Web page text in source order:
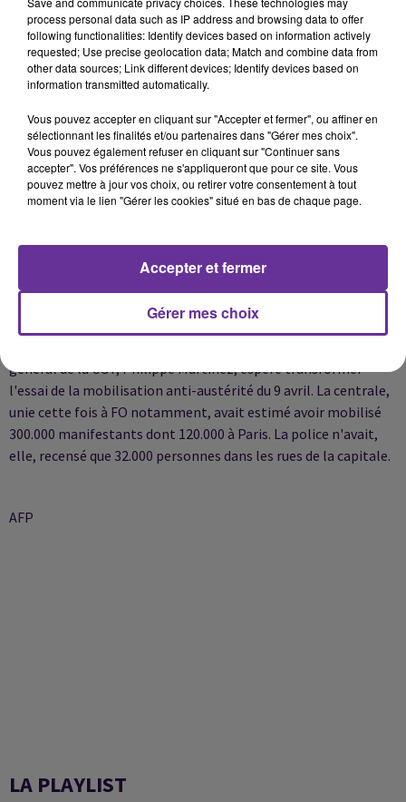
En 2012, entre les deux tours de la présidentielle, la CFDT avait
défilé aux côtés d'autres organisations, dont la CGT. En 2013,
elle avait organisé un rassemblement à Reims avec d'autres
syndicats réformistes et, l'an dernier, elle n'était parvenue
avec l'Unsa, son traditionnel allié, qu'à rassembler quelque 200
militants à Paris pour une rencontre sur le thème de l'Europe.
Marqué par les résultats des élections départementales, Luc
Bérille, le secrétaire général de l'Unsa, souhaitait cette année
"défense des principes républicains", une des raisons qui l'ont
poussé à signer l'appel commun, au côté de la CGT.
Pour son premier 1er mai, qui tombe cette année en pleines
général de la CGT, Philippe Martinez, espère transformer
l'essai de la mobilisation anti-austérité du 9 avril. La centrale,
unie cette fois à FO notamment, avait estimé avoir mobilisé
300.000 manifestants dont 120.000 à Paris. La police n'avait,
elle, recensé que 32.000 personnes dans les rues de la capitale.
AFP
LA PLAYLIST
process personal data such as IP address and browsing data to offer
following functionalities: Identify devices based on information actively
requested; Use precise geolocation data; Match and combine data from
other data sources; Link different devices; Identify devices based on
information transmitted automatically.
Vous pouvez accepter en cliquant sur "Accepter et fermer", ou affiner en
sélectionnant les finalités et/ou partenaires dans "Gérer mes choix".
Vous pouvez également refuser en cliquant sur "Continuer sans
accepter". Vos préférences ne s'appliqueront que pour ce site. Vous
pouvez mettre à jour vos choix, ou retirer votre consentement à tout
moment via le lien "Gérer les cookies" situé en bas de chaque page.
Gérer mes choix
Accepter et fermer